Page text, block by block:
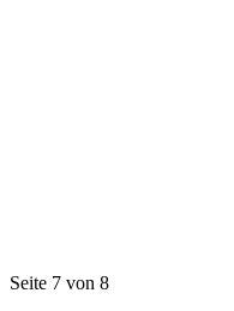
Seite 7 von 8